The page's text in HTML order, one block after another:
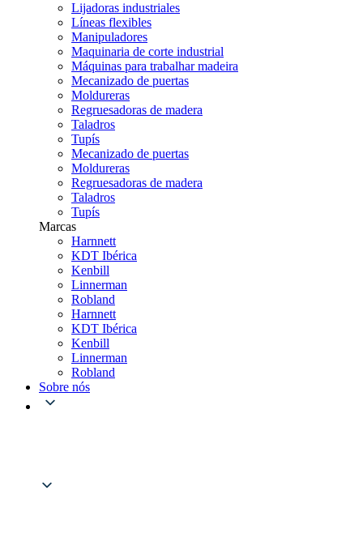
Lijadoras industriales
Líneas flexibles
Manipuladores
Maquinaria de corte industrial
Máquinas para trabalhar madeira
Mecanizado de puertas
Moldureras
Regruesadoras de madera
Taladros
Tupís
Mecanizado de puertas
Moldureras
Regruesadoras de madera
Taladros
Tupís
Marcas
Harnnett
KDT Ibérica
Kenbill
Linnerman
Robland
Harnnett
KDT Ibérica
Kenbill
Linnerman
Robland
Sobre nós